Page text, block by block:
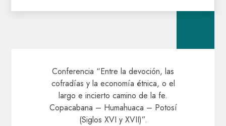
Conferencia “Entre la devoción, las
cofradías y la economía étnica, o el
largo e incierto camino de la fe.
Copacabana – Humahuaca – Potosí
(Siglos XVI y XVII)”.